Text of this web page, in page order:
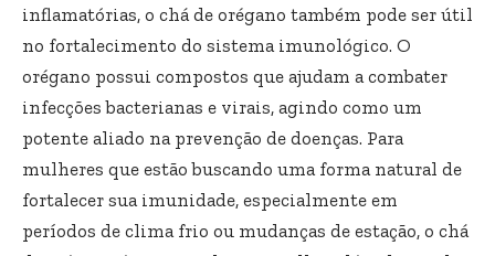
inflamatórias, o chá de orégano também pode ser útil
no fortalecimento do sistema imunológico. O
orégano possui compostos que ajudam a combater
infecções bacterianas e virais, agindo como um
potente aliado na prevenção de doenças. Para
mulheres que estão buscando uma forma natural de
fortalecer sua imunidade, especialmente em
períodos de clima frio ou mudanças de estação, o chá